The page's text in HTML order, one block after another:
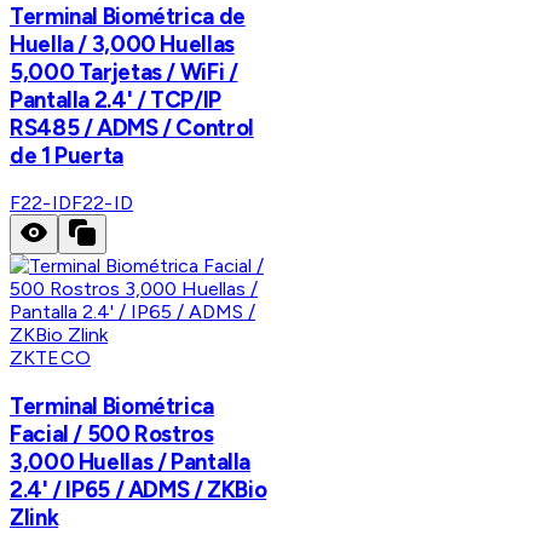
Terminal Biométrica de
Huella / 3,000 Huellas
5,000 Tarjetas / WiFi /
Pantalla 2.4' / TCP/IP
RS485 / ADMS / Control
de 1 Puerta
F22-IDF22-ID
ZKTECO
Terminal Biométrica
Facial / 500 Rostros
3,000 Huellas / Pantalla
2.4' / IP65 / ADMS / ZKBio
Zlink